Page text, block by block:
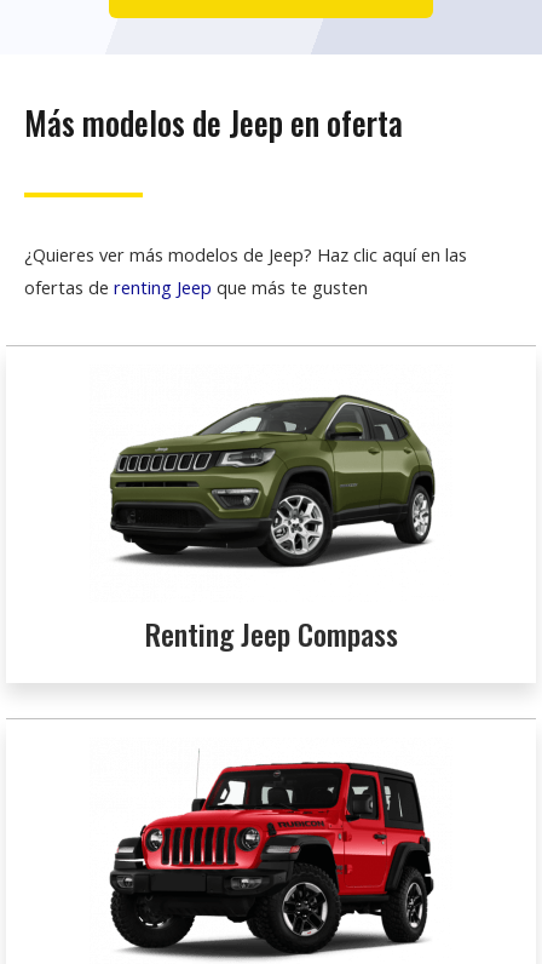
Más modelos de Jeep en oferta
¿Quieres ver más modelos de Jeep? Haz clic aquí en las
ofertas de renting Jeep que más te gusten
Renting Jeep Compass